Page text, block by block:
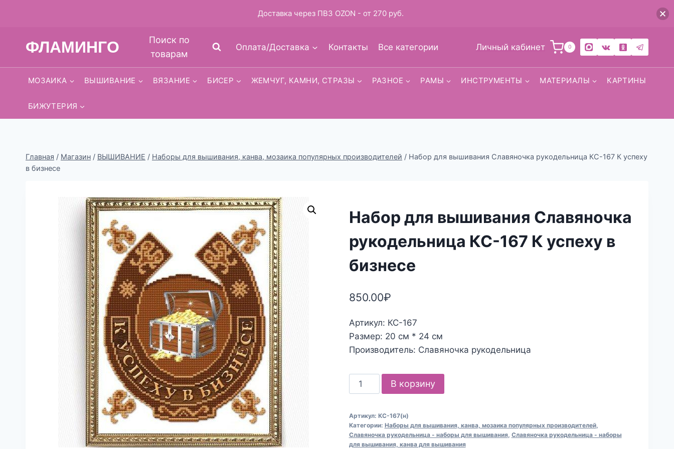
ФЛАМИНГО
Поиск по
товарам
Оплата/Доставка Контакты Все категории Личный кабинет 0
МОЗАИКА ВЫШИВАНИЕ ВЯЗАНИЕ БИСЕР ЖЕМЧУГ, КАМНИ, СТРАЗЫ РАЗНОЕ РАМЫ ИНСТРУМЕНТЫ МАТЕРИАЛЫ КАРТИНЫ
БИЖУТЕРИЯ
Главная / Магазин / ВЫШИВАНИЕ / Наборы для вышивания, канва, мозаика популярных производителей / Набор для вышивания Славяночка рукодельница КС-167 К успеху
в бизнесе
Набор для вышивания Славяночка
рукодельница КС-167 К успеху в
бизнесе
850.00₽
Артикул: КС-167
Размер: 20 см * 24 см
Производитель: Славяночка рукодельница
Количество
товара
для
вышивания
В корзину
Артикул: КС-167(н)
Категории: Наборы для вышивания, канва, мозаика популярных производителей,
Славяночка рукодельница - наборы для вышивания, Славяночка рукодельница - наборы
для вышивания, канва для вышивания
Доставка через ПВЗ OZON - от 270 руб.